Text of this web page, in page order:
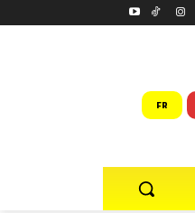
FR